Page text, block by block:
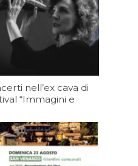
nell’ex cava di
“Immagini e